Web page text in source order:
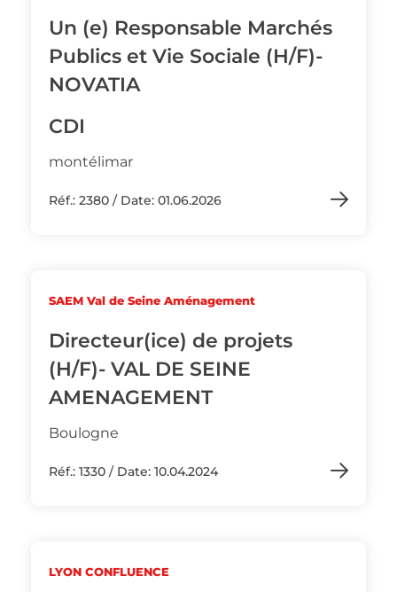
Un (e) Responsable Marchés
Publics et Vie Sociale (H/F)-
NOVATIA
CDI
montélimar
Réf.: 2380 / Date: 01.06.2026
SAEM Val de Seine Aménagement
Directeur(ice) de projets
(H/F)- VAL DE SEINE
AMENAGEMENT
Boulogne
Réf.: 1330 / Date: 10.04.2024
LYON CONFLUENCE